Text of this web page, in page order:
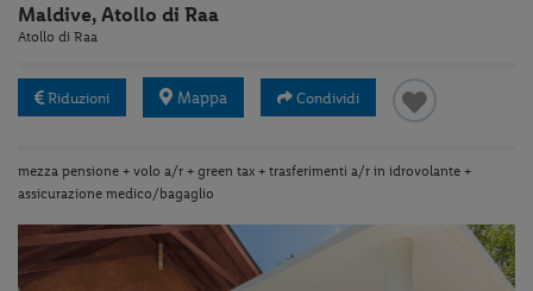
Maldive, Atollo di Raa
Atollo di Raa
Riduzioni Mappa Condividi
mezza pensione + volo a/r + green tax + trasferimenti a/r in idrovolante +
assicurazione medico/bagaglio